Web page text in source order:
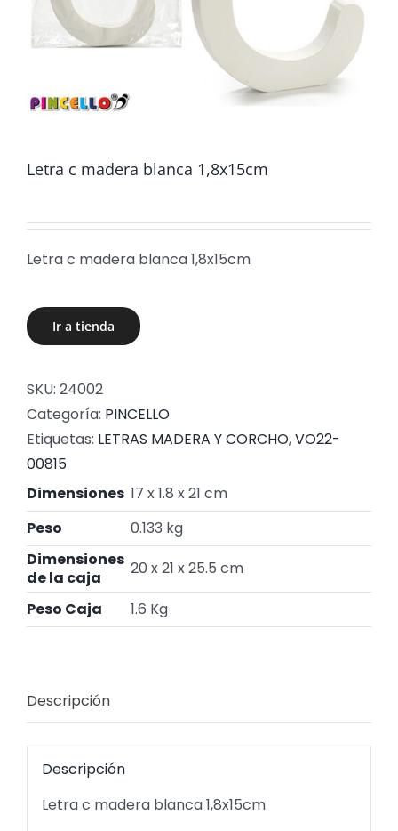
Letra c madera blanca 1,8x15cm
Letra c madera blanca 1,8x15cm
Ir a tienda
SKU: 24002
Categoría: PINCELLO
Etiquetas: LETRAS MADERA Y CORCHO,VO22-
00815
Dimensiones 17 x 1.8 x 21 cm
Peso
0.133 kg
Dimensiones
de la caja
20 x 21 x 25.5 cm
Peso Caja
1.6 Kg
Descripción
Descripción
Letra c madera blanca 1,8x15cm